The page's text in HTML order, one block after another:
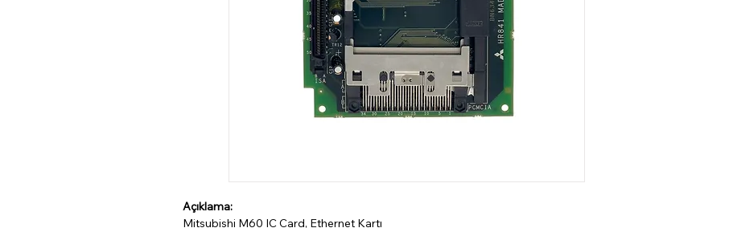
Açıklama:
Mitsubishi M60 IC Card, Ethernet Kartı